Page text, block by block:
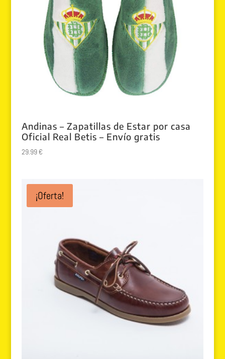
Andinas – Zapatillas de Estar por casa
Oficial Real Betis – Envío gratis
29.99€
¡Oferta!